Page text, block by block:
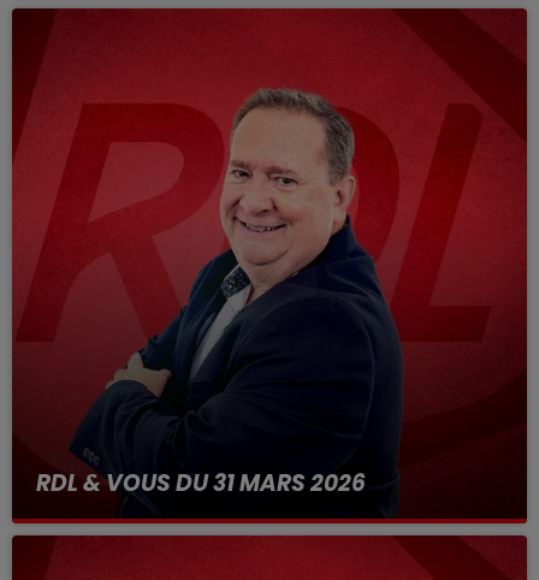
RDL & VOUS DU 31 MARS 2026